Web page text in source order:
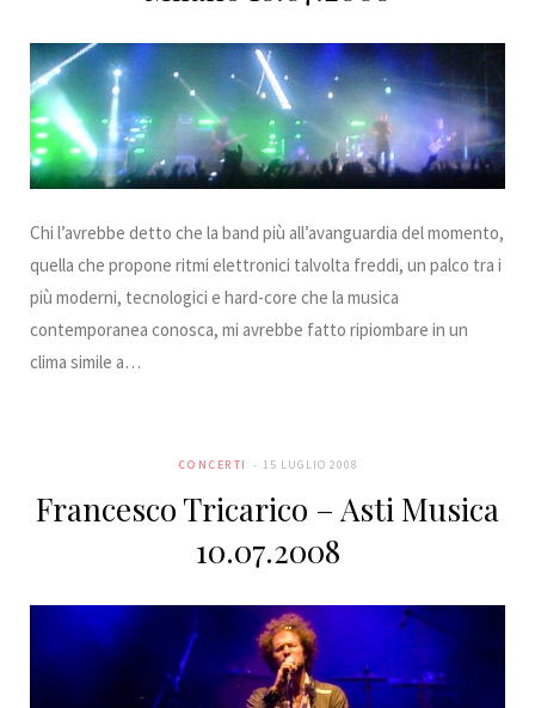
Chi l’avrebbe detto che la band più all’avanguardia del momento,
quella che propone ritmi elettronici talvolta freddi, un palco tra i
più moderni, tecnologici e hard-core che la musica
contemporanea conosca, mi avrebbe fatto ripiombare in un
clima simile a…
CONCERTI 15 LUGLIO 2008
Francesco Tricarico – Asti Musica
10.07.2008